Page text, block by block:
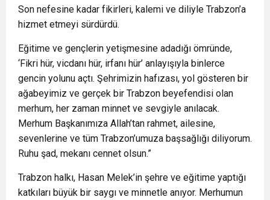
Son nefesine kadar fikirleri, kalemi ve diliyle Trabzon’a
hizmet etmeyi sürdürdü.
Eğitime ve gençlerin yetişmesine adadığı ömründe,
‘Fikri hür, vicdanı hür, irfanı hür’ anlayışıyla binlerce
gencin yolunu açtı. Şehrimizin hafızası, yol gösteren bir
ağabeyimiz ve gerçek bir Trabzon beyefendisi olan
merhum, her zaman minnet ve sevgiyle anılacak.
Merhum Başkanımıza Allah’tan rahmet, ailesine,
sevenlerine ve tüm Trabzon’umuza başsağlığı diliyorum.
Ruhu şad, mekanı cennet olsun.”
Trabzon halkı, Hasan Melek’in şehre ve eğitime yaptığı
katkıları büyük bir saygı ve minnetle anıyor. Merhumun